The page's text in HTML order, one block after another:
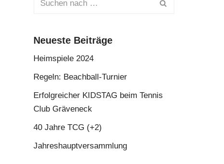
Neueste Beiträge
Heimspiele 2024
Regeln: Beachball-Turnier
Erfolgreicher KIDSTAG beim Tennis
Club Gräveneck
40 Jahre TCG (+2)
Jahreshauptversammlung